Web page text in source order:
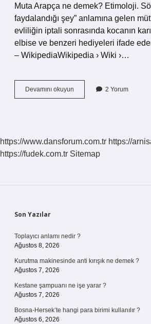
Muta Arapça ne demek? Etimoloji.
faydalandığı şey” anlamına gelen
evliliğin iptali sonrasında kocanın
elbise ve benzeri hediyeleri ifade
– WikipediaWikipedia › Wiki ›…
Devamını okuyun
Ne
2 Yorum
https://www.dansforum.com.tr https://
https://fudek.com.tr Sitemap
Sidebar
Son Yazılar
Toplayıcı anlamı nedir ?
Ağustos 8, 2026
Kurutma makinesinde anti kırışık ne demek ?
Ağustos 7, 2026
Kestane şampuanı ne işe yarar ?
Ağustos 7, 2026
Bosna-Hersek’te hangi para birimi kullanılır ?
Ağustos 6, 2026